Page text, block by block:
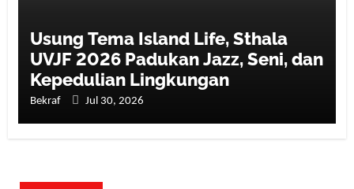
Usung Tema Island Life, Sthala
UVJF 2026 Padukan Jazz, Seni, dan
Kepedulian Lingkungan
Bekraf Jul 30, 2026